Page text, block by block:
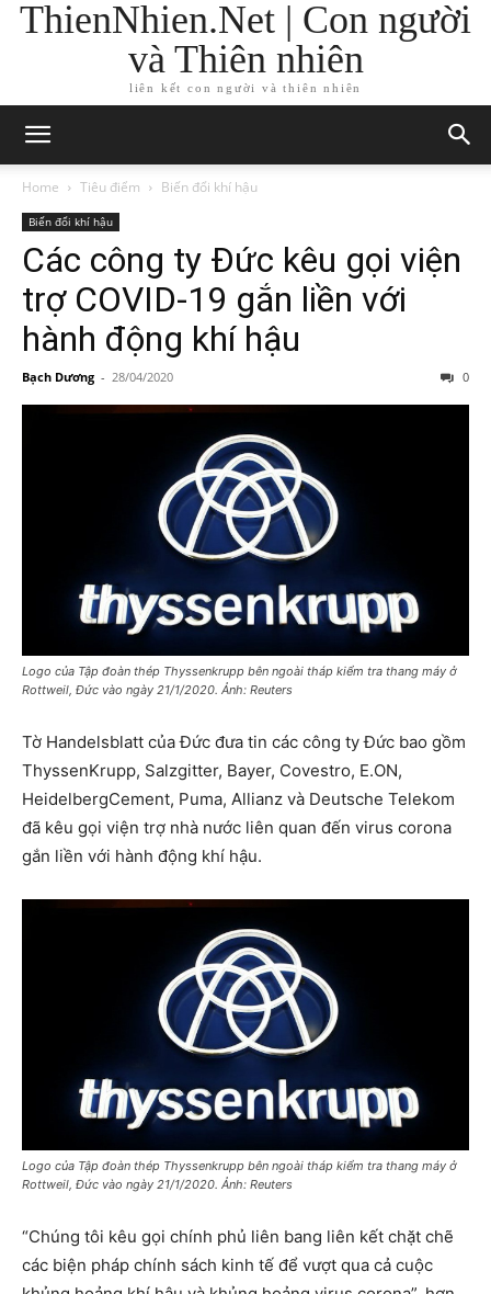
ThienNhien.Net | Con người
và Thiên nhiên
liên kết con người và thiên nhiên
Home Tiêu điểm Biến đổi khí hậu
Biến đổi khí hậu
Các công ty Đức kêu gọi viện
trợ COVID-19 gắn liền với
hành động khí hậu
Bạch Dương - 28/04/2020 0
Logo của Tập đoàn thép Thyssenkrupp bên ngoài tháp kiểm tra thang máy ở
Rottweil, Đức vào ngày 21/1/2020. Ảnh: Reuters
Tờ Handelsblatt của Đức đưa tin các công ty Đức bao gồm
ThyssenKrupp, Salzgitter, Bayer, Covestro, E.ON,
HeidelbergCement, Puma, Allianz và Deutsche Telekom
đã kêu gọi viện trợ nhà nước liên quan đến virus corona
gắn liền với hành động khí hậu.
Logo của Tập đoàn thép Thyssenkrupp bên ngoài tháp kiểm tra thang máy ở
Rottweil, Đức vào ngày 21/1/2020. Ảnh: Reuters
“Chúng tôi kêu gọi chính phủ liên bang liên kết chặt chẽ
các biện pháp chính sách kinh tế để vượt qua cả cuộc